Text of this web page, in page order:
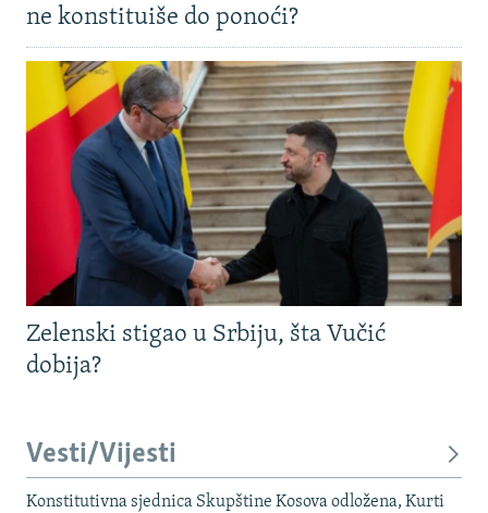
ne konstituiše do ponoći?
Zelenski stigao u Srbiju, šta Vučić
dobija?
Vesti/Vijesti
Konstitutivna sjednica Skupštine Kosova odložena, Kurti